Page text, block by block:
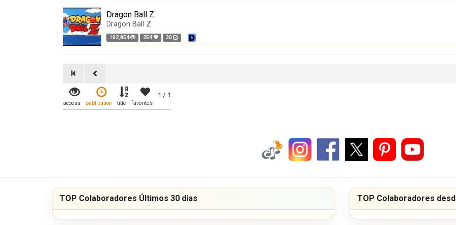
Dragon Ball Z
Dragon Ball Z
102,854 254 30
1 / 1
access publication title favorites
TOP Colaboradores Últimos 30 dias TOP Colaboradores